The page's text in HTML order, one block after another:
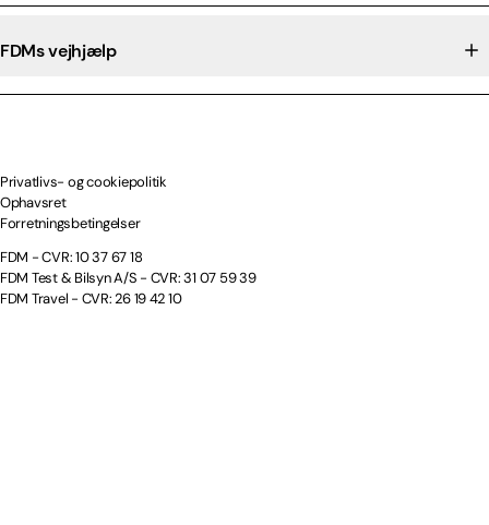
FDMs vejhjælp
Privatlivs- og cookiepolitik
Ophavsret
Forretningsbetingelser
FDM - CVR: 10 37 67 18
FDM Test & Bilsyn A/S - CVR: 31 07 59 39
FDM Travel - CVR: 26 19 42 10